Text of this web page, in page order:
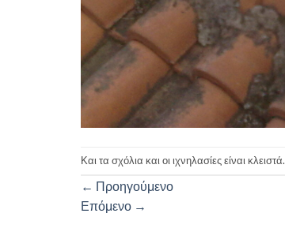
Και τα σχόλια και οι ιχνηλασίες είναι κλειστά.
← Προηγούμενο
Επόμενο →